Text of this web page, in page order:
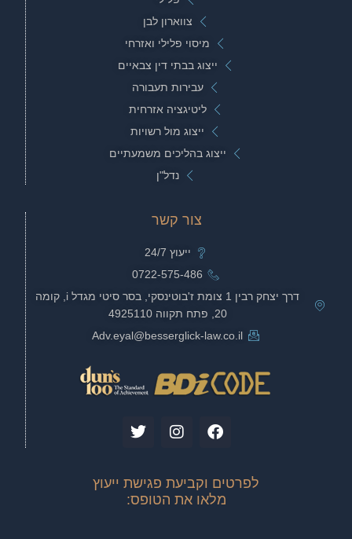
צווארון לבן
מיסוי פלילי ואזרחי
ייצוג בבתי דין צבאיים
עבירות תעבורה
ליטיגציה אזרחית
ייצוג מול רשויות
ייצוג בהליכים משמעתיים
נדל"ן
צור קשר
ייעוץ 24/7
0722-575-486
דרך יצחק רבין 1 צומת ז'בוטינסקי, בסר סיטי מגדל i, קומה
20, פתח תקווה 4925110
Adv.eyal@besserglick-law.co.il
F
a
b
o
I
n
a
g
T
w
t
e
לפרטים וקביעת פגישת ייעוץ
מלאו את הטופס: